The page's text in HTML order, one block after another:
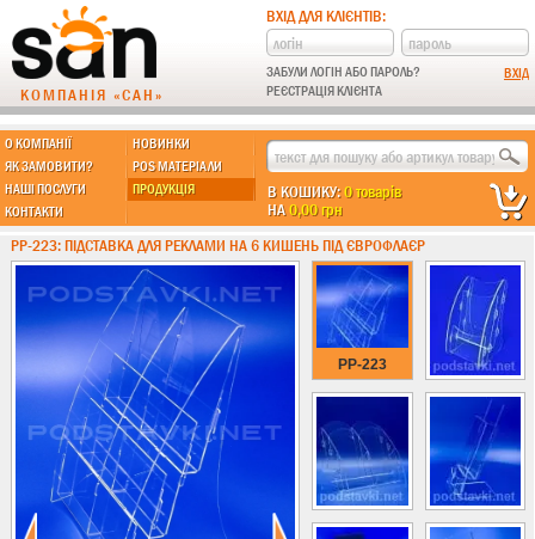
КОМПАНІЯ «САН»
ВХІД ДЛЯ КЛІЄНТІВ:
ЗАБУЛИ ЛОГІН АБО ПАРОЛЬ?
РЕЄСТРАЦІЯ КЛІЄНТА
О КОМПАНІЇ
НОВИНКИ
ЯК ЗАМОВИТИ?
POS МАТЕРІАЛИ
НАШІ ПОСЛУГИ
ПРОДУКЦІЯ
КОНТАКТИ
В КОШИКУ:0 товарів
НА0,00 грн
МЫ ДЕЛАЕМ:
Підставки із пластику
Новинки !!!
Різні підставки
Під поліграфію
Кишені
А4 формат
А5 формат
А6 формат
А3 формат
PP-223: ПІДСТАВКА ДЛЯ РЕКЛАМИ НА 6 КИШЕНЬ ПІД ЄВРОФЛАЄР
PP-223